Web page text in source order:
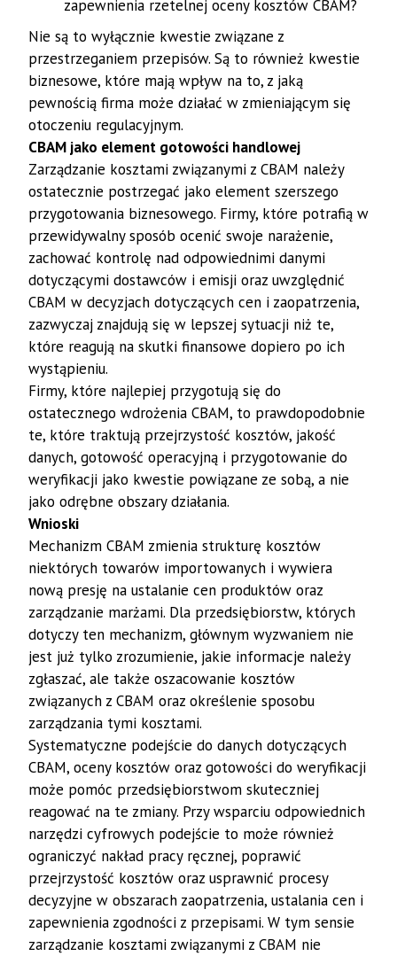
zapewnienia rzetelnej oceny kosztów CBAM?
Nie są to wyłącznie kwestie związane z
przestrzeganiem przepisów. Są to również kwestie
biznesowe, które mają wpływ na to, z jaką
pewnością firma może działać w zmieniającym się
otoczeniu regulacyjnym.
CBAM jako element gotowości handlowej
Zarządzanie kosztami związanymi z CBAM należy
ostatecznie postrzegać jako element szerszego
przygotowania biznesowego. Firmy, które potrafią w
przewidywalny sposób ocenić swoje narażenie,
zachować kontrolę nad odpowiednimi danymi
dotyczącymi dostawców i emisji oraz uwzględnić
CBAM w decyzjach dotyczących cen i zaopatrzenia,
zazwyczaj znajdują się w lepszej sytuacji niż te,
które reagują na skutki finansowe dopiero po ich
wystąpieniu.
Firmy, które najlepiej przygotują się do
ostatecznego wdrożenia CBAM, to prawdopodobnie
te, które traktują przejrzystość kosztów, jakość
danych, gotowość operacyjną i przygotowanie do
weryfikacji jako kwestie powiązane ze sobą, a nie
jako odrębne obszary działania.
Wnioski
Mechanizm CBAM zmienia strukturę kosztów
niektórych towarów importowanych i wywiera
nową presję na ustalanie cen produktów oraz
zarządzanie marżami. Dla przedsiębiorstw, których
dotyczy ten mechanizm, głównym wyzwaniem nie
jest już tylko zrozumienie, jakie informacje należy
zgłaszać, ale także oszacowanie kosztów
związanych z CBAM oraz określenie sposobu
zarządzania tymi kosztami.
Systematyczne podejście do danych dotyczących
CBAM, oceny kosztów oraz gotowości do weryfikacji
może pomóc przedsiębiorstwom skuteczniej
reagować na te zmiany. Przy wsparciu odpowiednich
narzędzi cyfrowych podejście to może również
ograniczyć nakład pracy ręcznej, poprawić
przejrzystość kosztów oraz usprawnić procesy
decyzyjne w obszarach zaopatrzenia, ustalania cen i
zapewnienia zgodności z przepisami. W tym sensie
zarządzanie kosztami związanymi z CBAM nie